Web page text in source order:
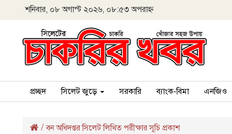
শনিবার, ০৮ অগাস্ট ২০২৬, ০৮:৫৩ অপরাহ্ন
প্রচ্ছদ সিলেট জুড়ে সরকারি ব্যাংক-বিমা এনজিও
/বন অধিদপ্তর সিলেট লিখিত পরীক্ষার সূচি প্রকাশ